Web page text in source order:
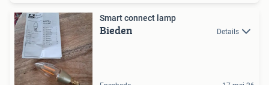
Smart connect lamp
Bieden Details